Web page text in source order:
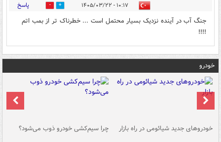
۱۰:۱۷ - ۱۴۰۵/۰۳/۲۲ 0 پاسخ
جنگ آب در آینده نزدیک بسیار محتمل است ... خطرناک تر از بمب اتم
!!!!
خودرو
خودروهای جدید شیائومی در راه بازار چرا سیم‌کشی خودرو ذوب می‌شود؟